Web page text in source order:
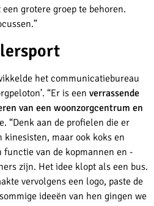
grotere groep te behoren.
het communicatiebureau
“Er is een verrassende
van een woonzorgcentrum en
“Denk aan de profielen die er
kinesisten, maar ook koks en
van de kopmannen en -
zijn. Het idee klopt als een bus.
vervolgens een logo, paste de
ideeën van hen gingen we